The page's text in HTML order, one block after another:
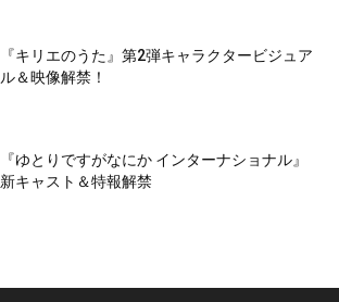
『キリエのうた』第2弾キャラクタービジュア
ル＆映像解禁！
『ゆとりですがなにか インターナショナル』
新キャスト＆特報解禁